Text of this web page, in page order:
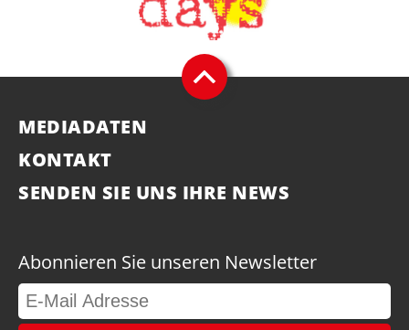
MEDIADATEN
KONTAKT
SENDEN SIE UNS IHRE NEWS
Abonnieren Sie unseren Newsletter